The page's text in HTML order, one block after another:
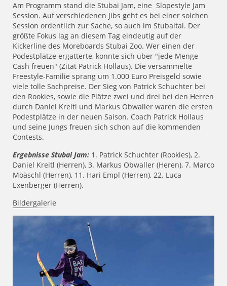
Am Programm stand die Stubai Jam, eine Slopestyle Jam
Session. Auf verschiedenen Jibs geht es bei einer solchen
Session ordentlich zur Sache, so auch im Stubaital. Der
größte Fokus lag an diesem Tag eindeutig auf der
Kickerline des Moreboards Stubai Zoo. Wer einen der
Podestplätze ergatterte, konnte sich über "jede Menge
Cash freuen" (Zitat Patrick Hollaus). Die versammelte
Freestyle-Familie sprang um 1.000 Euro Preisgeld sowie
viele tolle Sachpreise. Der Sieg von Patrick Schuchter bei
den Rookies, sowie die Plätze zwei und drei bei den Herren
durch Daniel Kreitl und Markus Obwaller waren die ersten
Podestplätze in der neuen Saison. Coach Patrick Hollaus
und seine Jungs freuen sich schon auf die kommenden
Contests.
Ergebnisse Stubai Jam: 1. Patrick Schuchter (Rookies), 2.
Daniel Kreitl (Herren), 3. Markus Obwaller (Heren), 7. Marco
Möäschl (Herren), 11. Hari Empl (Herren), 22. Luca
Exenberger (Herren).
Bildergalerie